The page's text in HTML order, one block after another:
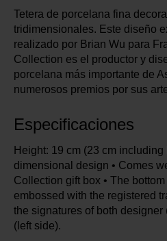
Tetera de porcelana fina
tridimensionales. Este diseño
realizado por Brian Wu para
Collection es el productor y
porcelana más importante de
numerosos premios por sus
Especificaciones
Height: 19 cm (23 cm
dimensional design • Comes
Collection gift box • The
embossed with the registered
the signatures of both
(left side).